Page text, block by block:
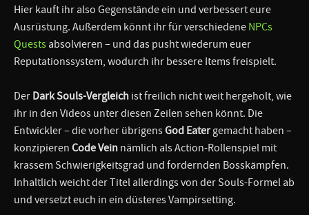
Hier kauft ihr also Gegenstände ein und verbessert eure
Ausrüstung. Außerdem könnt ihr für verschiedene NPCs
Quests absolvieren – und das pusht wiederum euer
Reputationssystem, wodurch ihr bessere Items freispielt.
Der Dark Souls-Vergleich ist freilich nicht weit hergeholt, wie
ihr in den Videos unter diesen Zeilen sehen könnt. Die
Entwickler – die vorher übrigensGod Eatergemacht haben –
konzipieren Code Vein nämlich als Action-Rollenspiel mit
krassem Schwierigkeitsgrad und fordernden Bosskämpfen.
Inhaltlich weicht der Titel allerdings von der Souls-Formel ab
und versetzt euch in ein düsteres Vampirsetting.